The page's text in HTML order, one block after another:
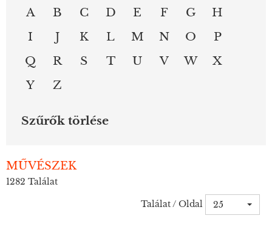
A B C D E F G
H
I
J K L M N O
P
Q
R S T U V W
X
Y
Z
Szűrők törlése
MŰVÉSZEK
1282 Találat
Találat / Oldal 25